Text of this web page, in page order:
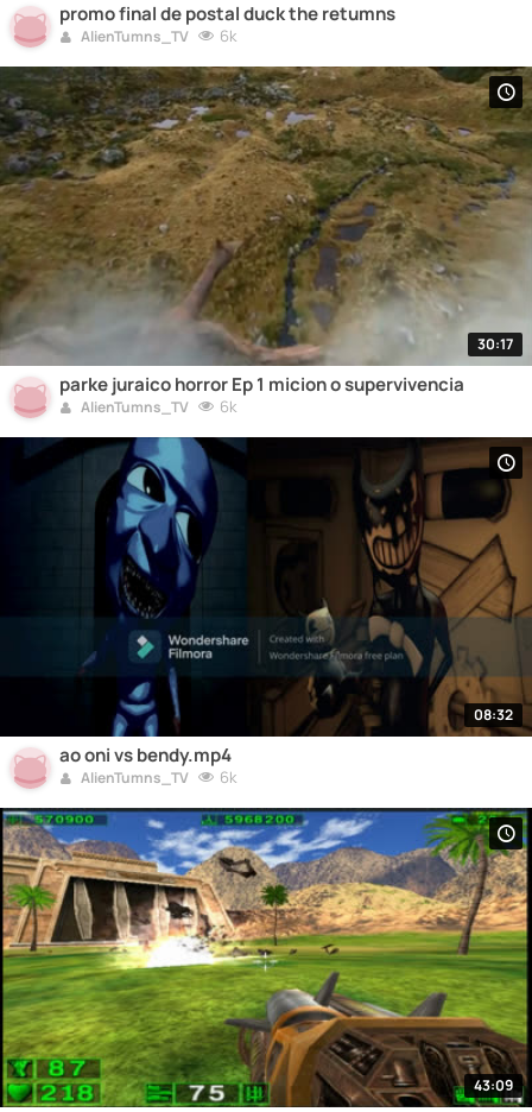
promo final de postal duck the retumns
AlienTumns_TV 6k
30:17
parke juraico horror Ep 1 micion o supervivencia
AlienTumns_TV 6k
08:32
ao oni vs bendy.mp4
AlienTumns_TV 6k
43:09